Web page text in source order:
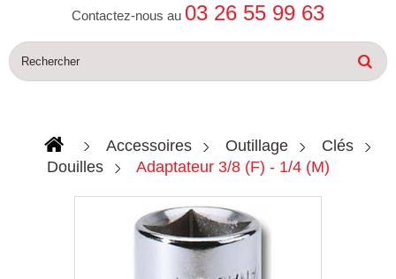
Contactez-nous au 03 26 55 99 63
Accessoires Outillage
Clés
Douilles
Adaptateur 3/8 (F) - 1/4 (M)